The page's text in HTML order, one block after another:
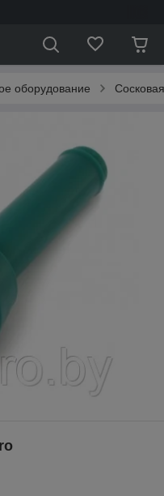
оборудование